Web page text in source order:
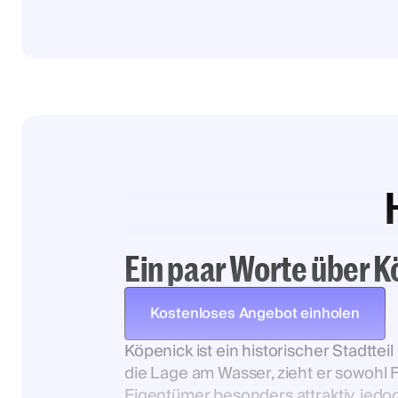
Ein paar Worte über
Kostenloses Angebot einholen
Köpenick ist ein historischer
die Lage am Wasser, zieht er